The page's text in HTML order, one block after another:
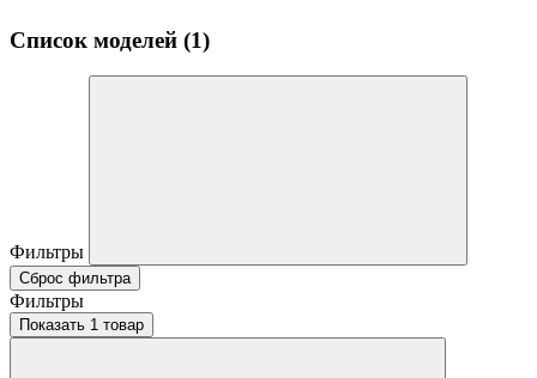
Список моделей (1)
Фильтры
Сброс фильтра
Фильтры
Показать 1 товар